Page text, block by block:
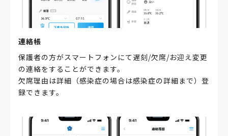
連絡帳
保護者の方がスマートフォンにて遅刻/欠席/お迎え変更
の連絡をすることができます。
欠席理由は詳細（感染症の場合は感染症の詳細まで）登
録できます。